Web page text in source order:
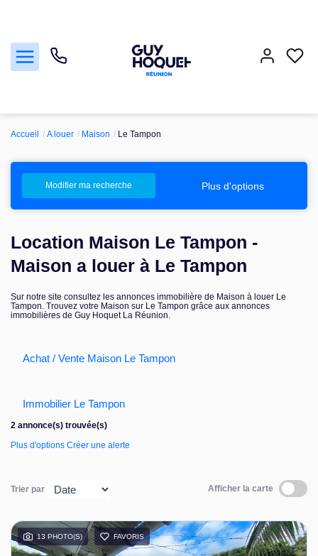
Vendre
Faire gérer
Nos agences
Accueil A louer Maison Le Tampon
Modifier ma recherche Plus d'options
Location Maison Le Tampon -
Maison a louer à Le Tampon
Sur notre site consultez les annonces immobilière de Maison à louer Le
Tampon. Trouvez votre Maison sur Le Tampon grâce aux annonces
immobilières de Guy Hoquet La Réunion.
Achat / Vente Maison Le Tampon
Immobilier Le Tampon
2 annonce(s) trouvée(s)
Plus d'options Créer une alerte
Trier par Afficher la carte
13 PHOTO(S) FAVORIS